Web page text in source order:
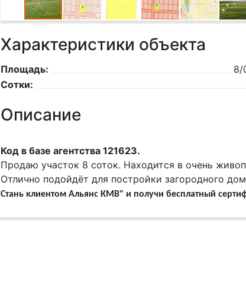
Характеристики объекта
Площадь:
8/
Сотки:
Описание
Код в базе агентства 121623.
Продаю участок 8 соток. Находится в очень
Отлично подойдёт для постройки загородного
Стань клиентом Альянс КМВ" и получи бесплатный